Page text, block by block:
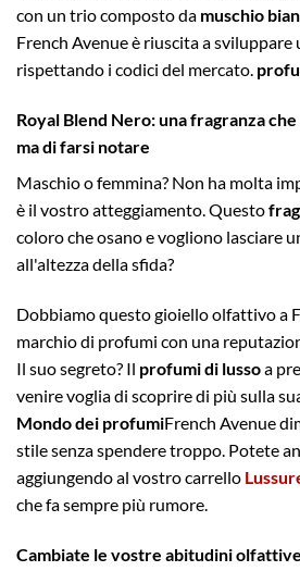
con un trio composto da muschio
French Avenue è riuscita a
rispettando i codici del mercato.
Royal Blend Nero: una fragranza
ma di farsi notare
Maschio o femmina? Non ha molta
è il vostro atteggiamento. Questo
coloro che osano e vogliono lasciare
all'altezza della sfida?
Dobbiamo questo gioiello olfattivo a
marchio di profumi con una
Il suo segreto? Il profumi di lussoa
venire voglia di scoprire di più sulla
Mondo dei profumiFrench Avenue
stile senza spendere troppo. Potete
aggiungendo al vostro carrello
che fa sempre più rumore.
Cambiate le vostre abitudini olfattive